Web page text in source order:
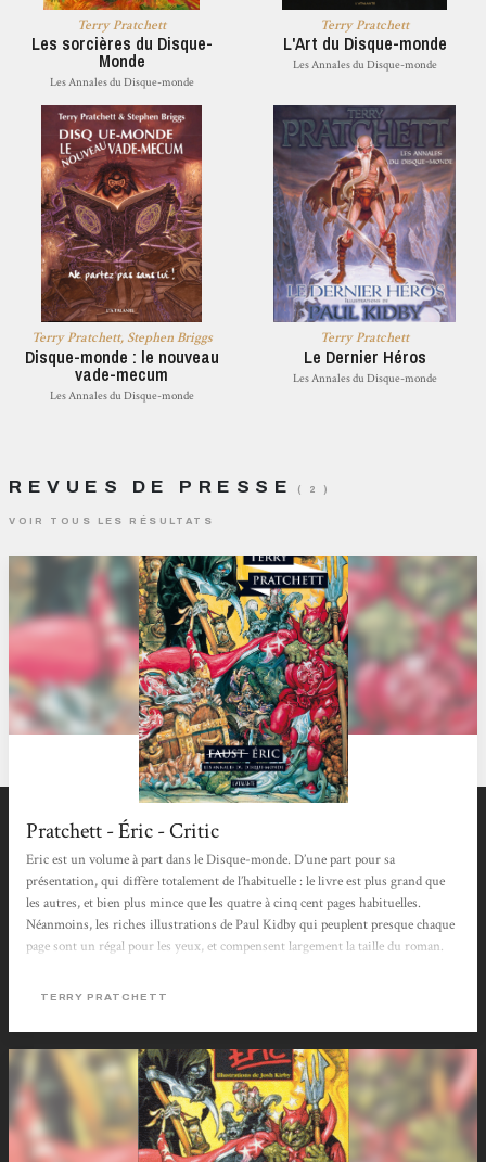
Terry Pratchett
Les sorcières du Disque-
Monde
Les Annales du Disque-monde
Terry Pratchett
L'Art du Disque-monde
Les Annales du Disque-monde
Terry Pratchett, Stephen Briggs
Disque-monde : le nouveau
vade-mecum
Les Annales du Disque-monde
Terry Pratchett
Le Dernier Héros
Les Annales du Disque-monde
REVUES DE PRESSE ( 2 )
VOIR TOUS LES RÉSULTATS
Pratchett - Éric - Critic
Eric est un volume à part dans le Disque-monde. D’une part pour sa
présentation, qui diffère totalement de l’habituelle : le livre est plus grand que
les autres, et bien plus mince que les quatre à cinq cent pages habituelles.
Néanmoins, les riches illustrations de Paul Kidby qui peuplent presque chaque
page sont un régal pour les yeux, et compensent largement la taille du roman.
entre elles par le fil rouge du voyage de Rincevent, d’Eric et du bagage. Un peu
TERRY PRATCHETT